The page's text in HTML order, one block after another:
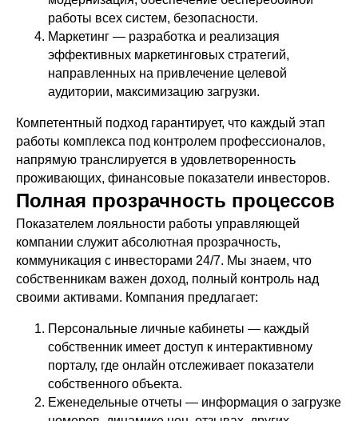
работы всех систем, безопасности.
Маркетинг — разработка и реализация
эффективных маркетинговых стратегий,
направленных на привлечение целевой
аудитории, максимизацию загрузки.
Компетентный подход гарантирует, что каждый этап
работы комплекса под контролем профессионалов,
напрямую транслируется в удовлетворенность
проживающих, финансовые показатели инвесторов.
Полная прозрачность процессов
Показателем лояльности работы управляющей
компании служит абсолютная прозрачность,
коммуникация с инвесторами 24/7. Мы знаем, что
собственникам важен доход, полный контроль над
своими активами. Компания предлагает:
Персональные личные кабинеты — каждый
собственник имеет доступ к интерактивному
порталу, где онлайн отслеживает показатели
собственного объекта.
Еженедельные отчеты — информация о загрузке